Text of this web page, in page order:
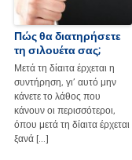
Πώς θα διατηρήσετε
τη σιλουέτα σας;
Μετά τη δίαιτα έρχεται η
συντήρηση, γι’ αυτό μην
κάνετε το λάθος που
κάνουν οι περισσότεροι,
όπου μετά τη δίαιτα έρχεται
ξανά […]